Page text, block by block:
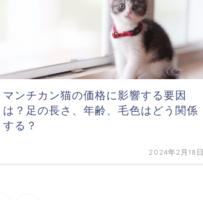
マンチカン猫の価格に影響する要因
は？足の長さ、年齢、毛色はどう関係
する？
2024年2月18日